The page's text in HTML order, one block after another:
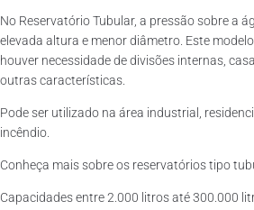
No Reservatório Tubular, a pressão sobre a
elevada altura e menor diâmetro. Este
houver necessidade de divisões internas,
outras características.
Pode ser utilizado na área industrial,
incêndio.
Conheça mais sobre os reservatórios tipo
Capacidades entre 2.000 litros até 300.000